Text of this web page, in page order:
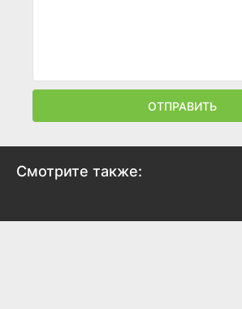
ОТПРАВИТЬ
Смотрите также: